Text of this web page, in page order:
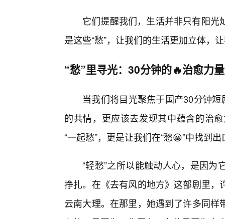
它们提醒我们，生活并非只有阳
是这些“愁”，让我们的生活更加立体，
“愁”里寻光：30分钟的🔥治愈力
当我们将目光聚焦于国产30分钟
的共情，更应该去发现其中蕴含的治
“一起愁”，更是让我们在“愁😀”中找到
“轻愁”之所以能触动人心，是因
挣扎。在《去有风的地方》这部剧里
云南大理。在那里，她遇到了许多同